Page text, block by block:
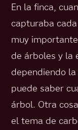
En la finca,
capturaba
muy
de árboles y la
dependiendo
puede saber
árbol. Otra
el tema de